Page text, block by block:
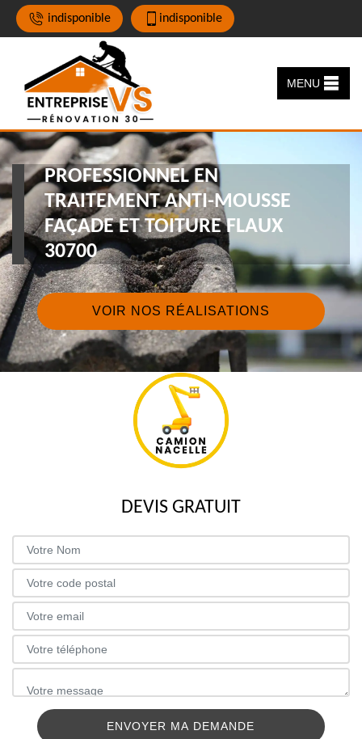
indisponible indisponible
MENU
PROFESSIONNEL EN
TRAITEMENT ANTI-MOUSSE
FAÇADE ET TOITURE FLAUX
30700
VOIR NOS RÉALISATIONS
DEVIS GRATUIT